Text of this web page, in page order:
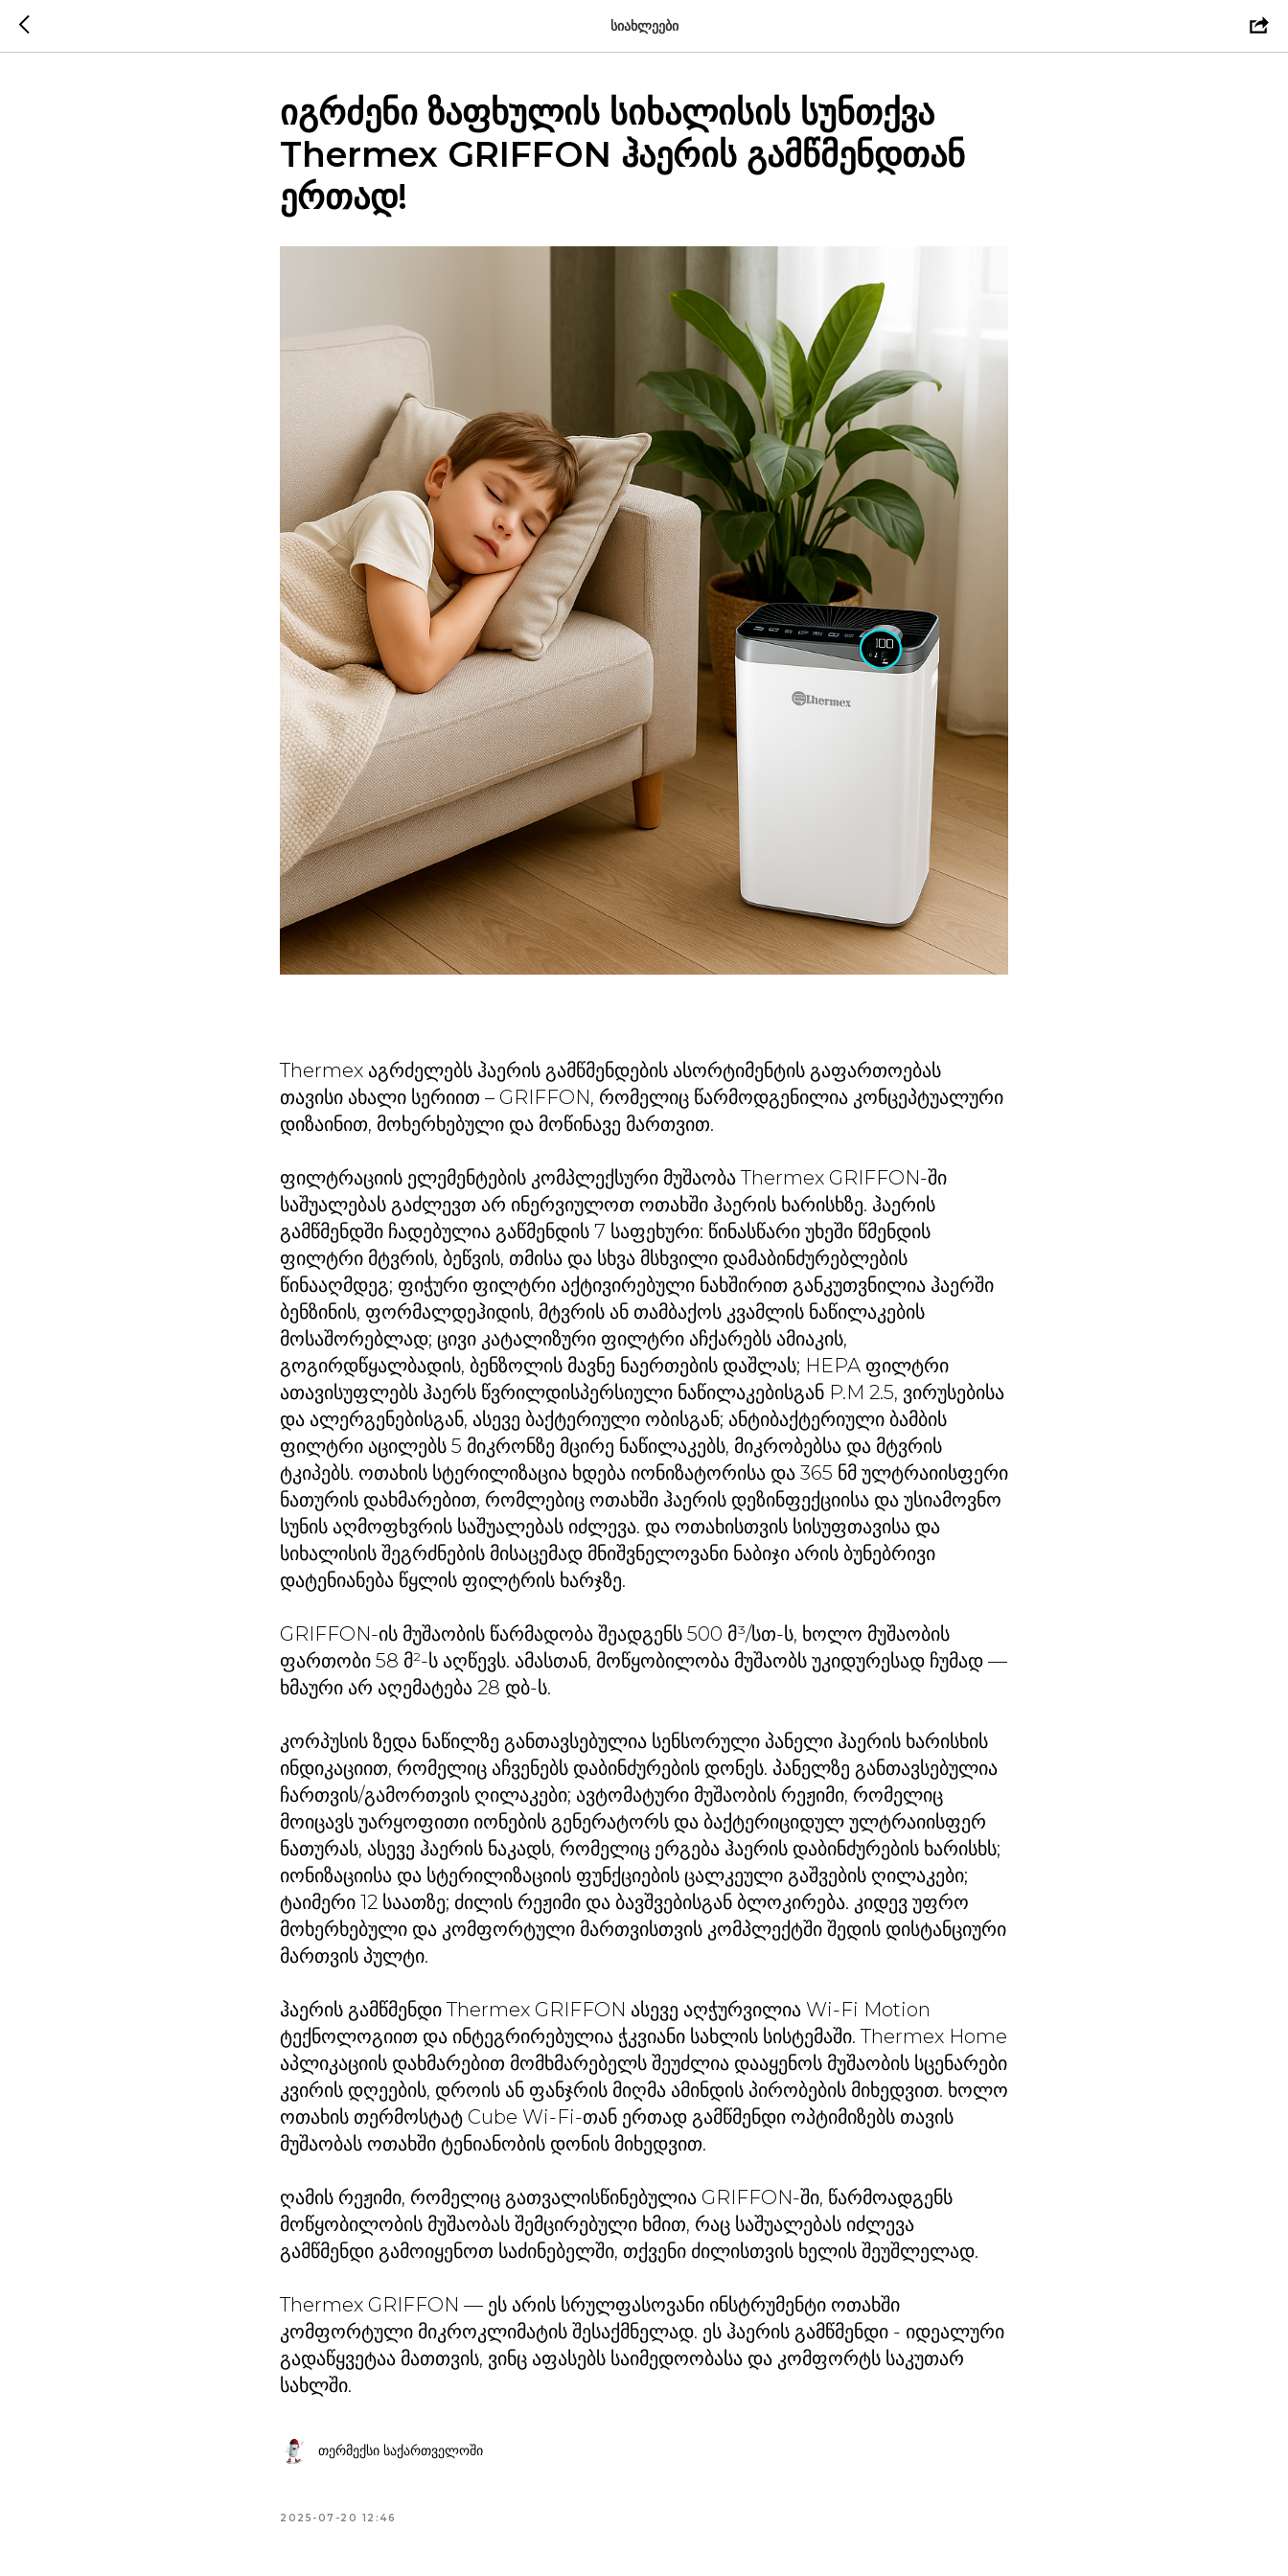
სიახლეები
იგრძენი ზაფხულის სიხალისის სუნთქვა
Thermex GRIFFON ჰაერის გამწმენდთან
ერთად!
Thermex აგრძელებს ჰაერის გამწმენდების ასორტიმენტის გაფართოებას
თავისი ახალი სერიით – GRIFFON, რომელიც წარმოდგენილია კონცეპტუალური
დიზაინით, მოხერხებული და მოწინავე მართვით.
ფილტრაციის ელემენტების კომპლექსური მუშაობა Thermex GRIFFON-ში
საშუალებას გაძლევთ არ ინერვიულოთ ოთახში ჰაერის ხარისხზე. ჰაერის
გამწმენდში ჩადებულია გაწმენდის 7 საფეხური: წინასწარი უხეში წმენდის
ფილტრი მტვრის, ბეწვის, თმისა და სხვა მსხვილი დამაბინძურებლების
წინააღმდეგ; ფიჭური ფილტრი აქტივირებული ნახშირით განკუთვნილია ჰაერში
ბენზინის, ფორმალდეჰიდის, მტვრის ან თამბაქოს კვამლის ნაწილაკების
მოსაშორებლად; ცივი კატალიზური ფილტრი აჩქარებს ამიაკის,
გოგირდწყალბადის, ბენზოლის მავნე ნაერთების დაშლას; HEPA ფილტრი
ათავისუფლებს ჰაერს წვრილდისპერსიული ნაწილაკებისგან P.M 2.5, ვირუსებისა
და ალერგენებისგან, ასევე ბაქტერიული ობისგან; ანტიბაქტერიული ბამბის
ფილტრი აცილებს 5 მიკრონზე მცირე ნაწილაკებს, მიკრობებსა და მტვრის
ტკიპებს. ოთახის სტერილიზაცია ხდება იონიზატორისა და 365 ნმ ულტრაიისფერი
ნათურის დახმარებით, რომლებიც ოთახში ჰაერის დეზინფექციისა და უსიამოვნო
სუნის აღმოფხვრის საშუალებას იძლევა. და ოთახისთვის სისუფთავისა და
სიხალისის შეგრძნების მისაცემად მნიშვნელოვანი ნაბიჯი არის ბუნებრივი
დატენიანება წყლის ფილტრის ხარჯზე.
GRIFFON-ის მუშაობის წარმადობა შეადგენს 500 მ³/სთ-ს, ხოლო მუშაობის
ფართობი 58 მ²-ს აღწევს. ამასთან, მოწყობილობა მუშაობს უკიდურესად ჩუმად —
ხმაური არ აღემატება 28 დბ-ს.
კორპუსის ზედა ნაწილზე განთავსებულია სენსორული პანელი ჰაერის ხარისხის
ინდიკაციით, რომელიც აჩვენებს დაბინძურების დონეს. პანელზე განთავსებულია
ჩართვის/გამორთვის ღილაკები; ავტომატური მუშაობის რეჟიმი, რომელიც
მოიცავს უარყოფითი იონების გენერატორს და ბაქტერიციდულ ულტრაიისფერ
ნათურას, ასევე ჰაერის ნაკადს, რომელიც ერგება ჰაერის დაბინძურების ხარისხს;
იონიზაციისა და სტერილიზაციის ფუნქციების ცალკეული გაშვების ღილაკები;
ტაიმერი 12 საათზე; ძილის რეჟიმი და ბავშვებისგან ბლოკირება. კიდევ უფრო
მოხერხებული და კომფორტული მართვისთვის კომპლექტში შედის დისტანციური
მართვის პულტი.
ჰაერის გამწმენდი Thermex GRIFFON ასევე აღჭურვილია Wi-Fi Motion
ტექნოლოგიით და ინტეგრირებულია ჭკვიანი სახლის სისტემაში. Thermex Home
აპლიკაციის დახმარებით მომხმარებელს შეუძლია დააყენოს მუშაობის სცენარები
კვირის დღეების, დროის ან ფანჯრის მიღმა ამინდის პირობების მიხედვით. ხოლო
ოთახის თერმოსტატ Cube Wi-Fi-თან ერთად გამწმენდი ოპტიმიზებს თავის
მუშაობას ოთახში ტენიანობის დონის მიხედვით.
ღამის რეჟიმი, რომელიც გათვალისწინებულია GRIFFON-ში, წარმოადგენს
მოწყობილობის მუშაობას შემცირებული ხმით, რაც საშუალებას იძლევა
გამწმენდი გამოიყენოთ საძინებელში, თქვენი ძილისთვის ხელის შეუშლელად.
Thermex GRIFFON — ეს არის სრულფასოვანი ინსტრუმენტი ოთახში
კომფორტული მიკროკლიმატის შესაქმნელად. ეს ჰაერის გამწმენდი - იდეალური
გადაწყვეტაა მათთვის, ვინც აფასებს საიმედოობასა და კომფორტს საკუთარ
სახლში.
თერმექსი საქართველოში
2025-07-20 12:46